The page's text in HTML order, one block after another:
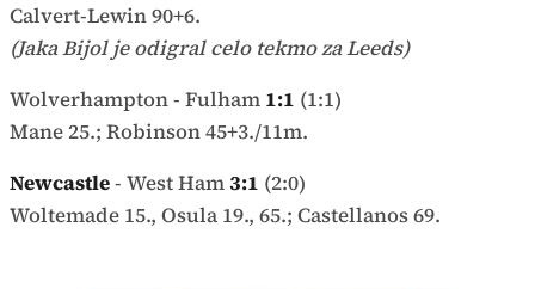
Calvert-Lewin 90+6.
(Jaka Bijol je odigral celo tekmo za Leeds)
Wolverhampton - Fulham 1:1 (1:1)
Mane 25.; Robinson 45+3./11m.
Newcastle- West Ham3:1 (2:0)
Woltemade 15., Osula 19., 65.; Castellanos 69.